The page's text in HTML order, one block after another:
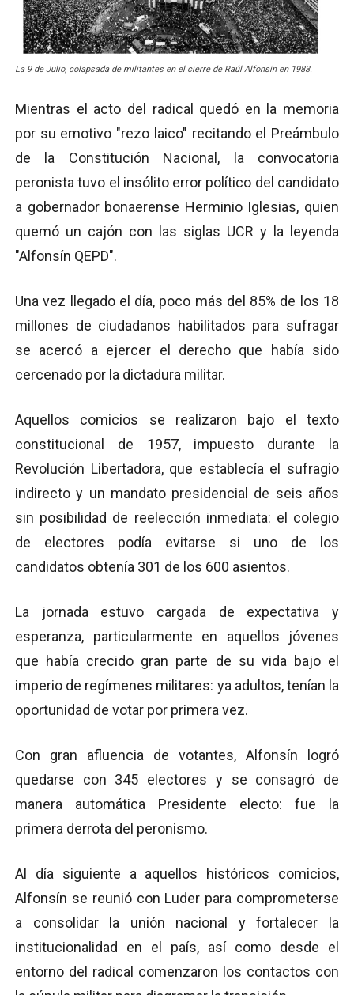
La 9 de Julio, colapsada de militantes en el cierre de Raúl Alfonsín en 1983.
Mientras el acto del radical quedó en la memoria
por su emotivo "rezo laico" recitando el Preámbulo
de la Constitución Nacional, la convocatoria
peronista tuvo el insólito error político del candidato
a gobernador bonaerense Herminio Iglesias, quien
quemó un cajón con las siglas UCR y la leyenda
"Alfonsín QEPD".
Una vez llegado el día, poco más del 85% de los 18
millones de ciudadanos habilitados para sufragar
se acercó a ejercer el derecho que había sido
cercenado por la dictadura militar.
Aquellos comicios se realizaron bajo el texto
constitucional de 1957, impuesto durante la
Revolución Libertadora, que establecía el sufragio
indirecto y un mandato presidencial de seis años
sin posibilidad de reelección inmediata: el colegio
de electores podía evitarse si uno de los
candidatos obtenía 301 de los 600 asientos.
La jornada estuvo cargada de expectativa y
esperanza, particularmente en aquellos jóvenes
que había crecido gran parte de su vida bajo el
imperio de regímenes militares: ya adultos, tenían la
oportunidad de votar por primera vez.
Con gran afluencia de votantes, Alfonsín logró
quedarse con 345 electores y se consagró de
manera automática Presidente electo: fue la
primera derrota del peronismo.
Al día siguiente a aquellos históricos comicios,
Alfonsín se reunió con Luder para comprometerse
a consolidar la unión nacional y fortalecer la
institucionalidad en el país, así como desde el
entorno del radical comenzaron los contactos con